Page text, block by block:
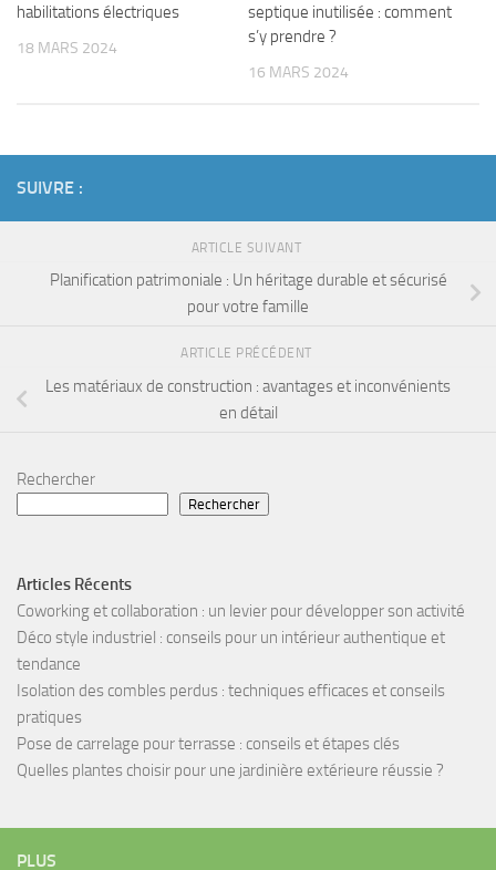
habilitations électriques
18 MARS 2024
septique inutilisée : comment
s’y prendre ?
16 MARS 2024
SUIVRE :
ARTICLE SUIVANT
Planification patrimoniale : Un héritage durable et sécurisé
pour votre famille
ARTICLE PRÉCÉDENT
Les matériaux de construction : avantages et inconvénients
en détail
Rechercher
Rechercher
Articles Récents
Coworking et collaboration : un levier pour développer son activité
Déco style industriel : conseils pour un intérieur authentique et
tendance
Isolation des combles perdus : techniques efficaces et conseils
pratiques
Pose de carrelage pour terrasse : conseils et étapes clés
Quelles plantes choisir pour une jardinière extérieure réussie ?
PLUS